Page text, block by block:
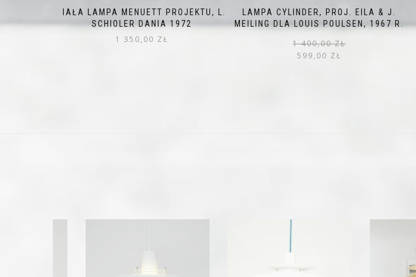
BIAŁA LAMPA MENUETT PROJEKTU, L.
SCHIOLER DANIA 1972
1 350,00 ZŁ
LAMPA CYLINDER, PROJ. EILA & J.
MEILING DLA LOUIS POULSEN, 1967 R.
1 400,00ZŁ
599,00 ZŁ